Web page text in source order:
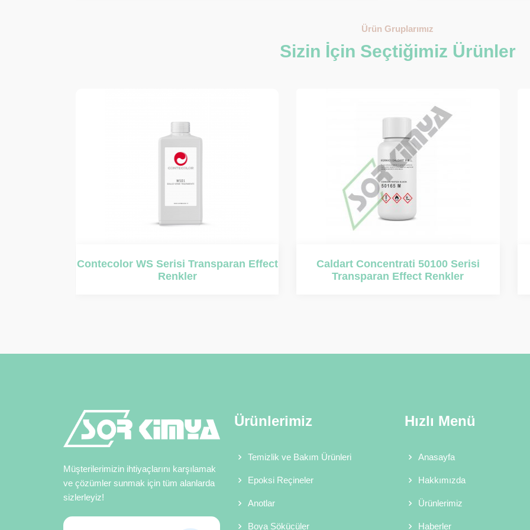
Ürün Gruplarımız
Sizin İçin Seçtiğimiz Ürünler
Caldart Concentrati 50100 Serisi
Transparan Effect Renkler
Contecolor KMC Serisi Transparan
Effect Renkler
Müşterilerimizin ihtiyaçlarını karşılamak
ve çözümler sunmak için tüm alanlarda
sizlerleyiz!
Ürünlerimiz
Temizlik ve Bakım Ürünleri
Epoksi Reçineler
Anotlar
Boya Sökücüler
Hızlı Menü
Anasayfa
Hakkımızda
Ürünlerimiz
Haberler